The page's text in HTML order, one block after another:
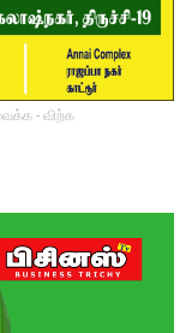
- விற்க